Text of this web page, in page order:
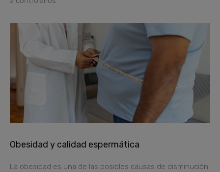
Obesidad y calidad espermática
La obesidad es una de las posibles causas de disminución